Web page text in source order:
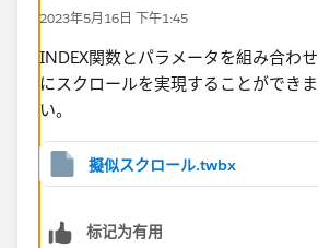
2023年5月16日 下午1:45
INDEX関数とパラメータを組み合わ
にスクロールを実現することができ
い。
擬似スクロール.twbx
标记为有用